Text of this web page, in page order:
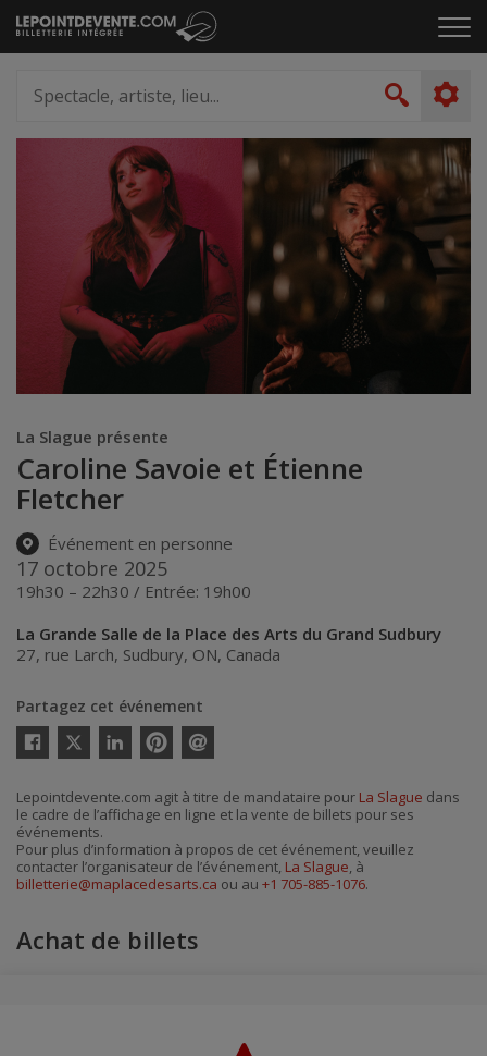
Passer
au
le
artiste,
lieu...
La Slague présente
Caroline Savoie et Étienne
Fletcher
Événement en personne
17 octobre 2025
19h30 – 22h30 / Entrée: 19h00
La Grande Salle de la Place des Arts du Grand Sudbury
27, rue Larch, Sudbury, ON, Canada
Partagez cet événement
Twitter
courriel
Lepointdevente.com agit à titre de mandataire pour La Slague dans
le cadre de l’affichage en ligne et la vente de billets pour ses
événements.
Pour plus d’information à propos de cet événement, veuillez
contacter l’organisateur de l’événement, La Slague, à
billetterie@maplacedesarts.ca ou au +1 705-885-1076.
Achat de billets